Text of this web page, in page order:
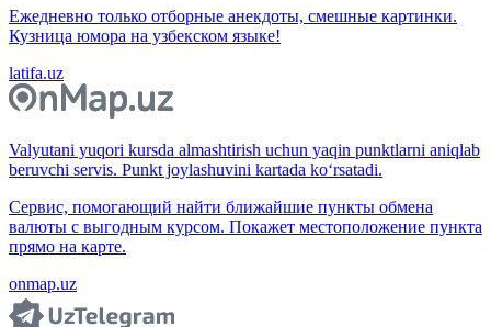
Ежедневно только отборные анекдоты, смешные картинки.
Кузница юмора на узбекском языке!
latifa.uz
Valyutani yuqori kursda almashtirish uchun yaqin punktlarni aniqlab
beruvchi servis. Punkt joylashuvini kartada ko‘rsatadi.
Сервис, помогающий найти ближайшие пункты обмена
валюты с выгодным курсом. Покажет местоположение пункта
прямо на карте.
onmap.uz